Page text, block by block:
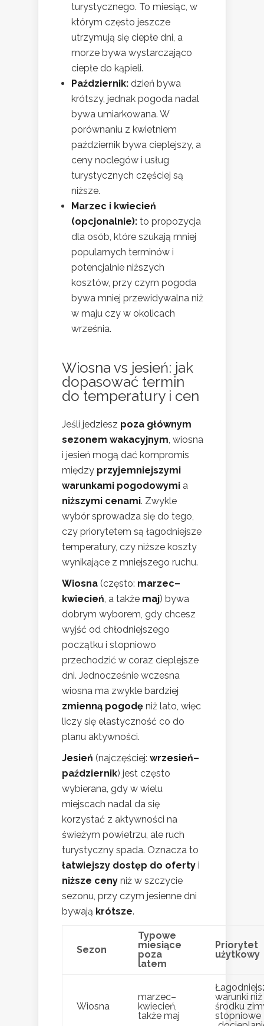
turystycznego. To miesiąc, w
którym często jeszcze
utrzymują się ciepłe dni, a
morze bywa wystarczająco
ciepłe do kąpieli.
Październik: dzień bywa
krótszy, jednak pogoda nadal
bywa umiarkowana. W
porównaniu z kwietniem
październik bywa cieplejszy, a
ceny noclegów i usług
turystycznych częściej są
niższe.
Marzec i kwiecień
(opcjonalnie): to propozycja
dla osób, które szukają mniej
popularnych terminów i
potencjalnie niższych
kosztów, przy czym pogoda
bywa mniej przewidywalna niż
w maju czy w okolicach
września.
Wiosna vs jesień: jak
dopasować termin
do temperatury i cen
Jeśli jedziesz poza głównym
sezonem wakacyjnym, wiosna
i jesień mogą dać kompromis
między przyjemniejszymi
warunkami pogodowymi a
niższymi cenami. Zwykle
wybór sprowadza się do tego,
czy priorytetem są łagodniejsze
temperatury, czy niższe koszty
wynikające z mniejszego ruchu.
Wiosna (często: marzec–
kwiecień, a także maj) bywa
dobrym wyborem, gdy chcesz
wyjść od chłodniejszego
początku i stopniowo
przechodzić w coraz cieplejsze
dni. Jednocześnie wczesna
wiosna ma zwykle bardziej
zmienną pogodę niż lato, więc
liczy się elastyczność co do
planu aktywności.
Jesień (najczęściej: wrzesień–
październik) jest często
wybierana, gdy w wielu
miejscach nadal da się
korzystać z aktywności na
świeżym powietrzu, ale ruch
turystyczny spada. Oznacza to
łatwiejszy dostęp do oferty i
niższe ceny niż w szczycie
sezonu, przy czym jesienne dni
bywają krótsze.
Sezon
Typowe
miesiące
poza
latem
Priorytet
użytkowy
Wiosna
marzec–
kwiecień,
także maj
warunki
środku
stopniowe